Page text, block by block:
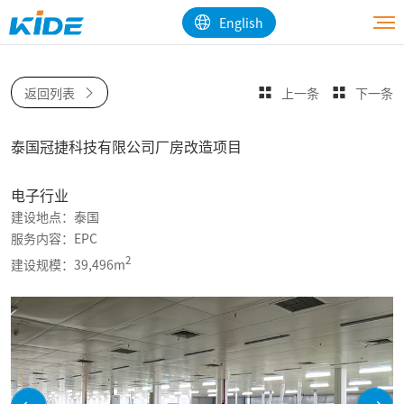
English
返回列表 上一条 下一条
泰国冠捷科技有限公司厂房改造项目
电子行业
建设地点：泰国
服务内容：EPC
建设规模：39,496m2